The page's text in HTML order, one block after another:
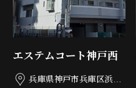
エステムコート神戸西
兵庫県神戸市兵庫区浜崎